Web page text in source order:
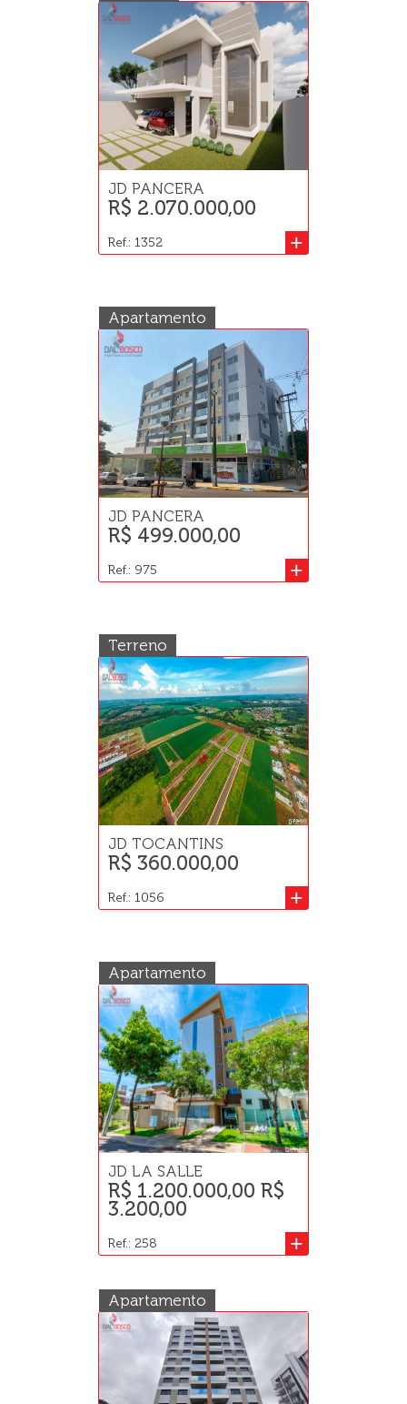
JD PANCERA
R$ 2.070.000,00
+
Ref.: 1352
Apartamento
JD PANCERA
R$ 499.000,00
+
Ref.: 975
Terreno
JD TOCANTINS
R$ 360.000,00
+
Ref.: 1056
Apartamento
JD LA SALLE
R$ 1.200.000,00 R$
3.200,00
+
Ref.: 258
Apartamento